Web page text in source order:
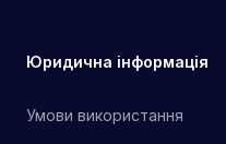
Юридична інформація
Умови використання